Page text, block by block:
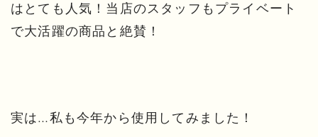
はとても人気！当店のスタッフもプライベート
で大活躍の商品と絶賛！
実は…私も今年から使用してみました！